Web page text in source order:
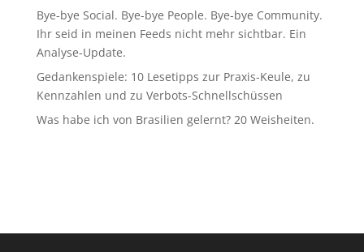
Bye-bye Social. Bye-bye People. Bye-bye Community.
Ihr seid in meinen Feeds nicht mehr sichtbar. Ein
Analyse-Update.
Gedankenspiele: 10 Lesetipps zur Praxis-Keule, zu
Kennzahlen und zu Verbots-Schnellschüssen
Was habe ich von Brasilien gelernt? 20 Weisheiten.